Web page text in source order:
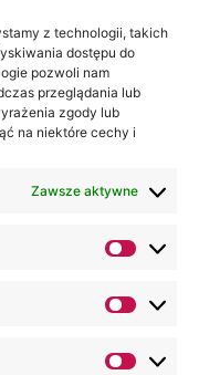
z technologii, takich
dostępu do
pozwoli nam
przeglądania lub
zgody lub
na niektóre cechy i
Zawsze aktywne